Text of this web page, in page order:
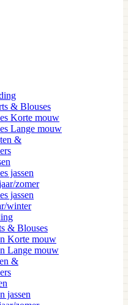
& Blouses
Korte mouw
Lange mouw
&
jassen
zomer
jassen
winter
& Blouses
Korte mouw
Lange mouw
&
jassen